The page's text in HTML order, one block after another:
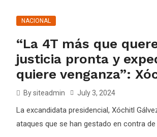
NACIONAL
“La 4T más que
justicia pronta y
quiere venganza”:
By siteadmin July 3, 2024
La excandidata presidencial, Xóchitl
ataques que se han gestado en contra de